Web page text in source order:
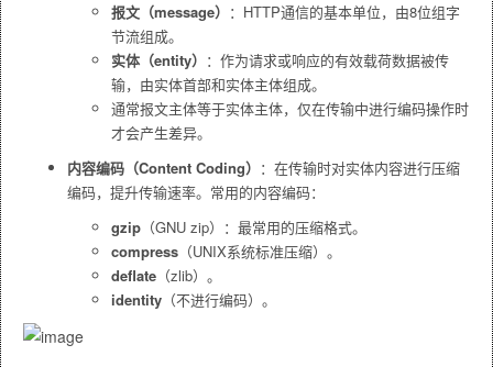
报文（message） ：HTTP通信的基本单位，由8位组字
节流组成。
实体（entity） ：作为请求或响应的有效载荷数据被传
输，由实体首部和实体主体组成。
通常报文主体等于实体主体，仅在传输中进行编码操作时
才会产生差异。
内容编码（Content Coding） ：在传输时对实体内容进行压缩
编码，提升传输速率。常用的内容编码：
gzip （GNU zip）：最常用的压缩格式。
compress （UNIX系统标准压缩）。
deflate （zlib）。
identity （不进行编码）。